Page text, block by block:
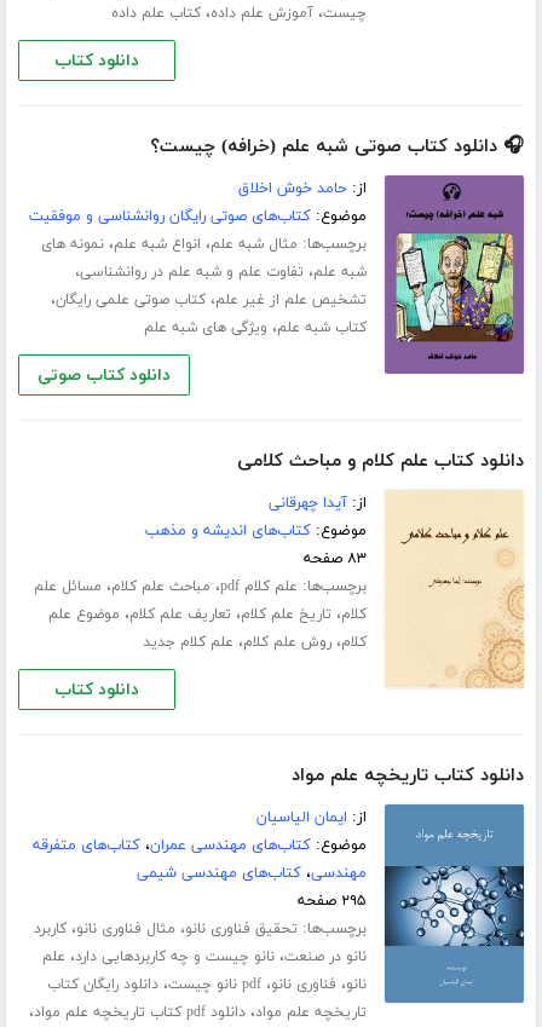
چیست،آموزش علم داده،کتاب علم داده
دانلود کتاب
🎧 دانلود کتاب صوتی شبه علم (خرافه) چیست؟
از:حامد خوش اخلاق
موضوع:کتاب‌های صوتی رایگان روانشناسی و موفقیت
برچسب‌ها: مثال شبه علم، انواع شبه علم،نمونه های
شبه علم، تفاوت علم و شبه علم در روانشناسی،
تشخیص علم از غیر علم،کتاب صوتی علمی رایگان،
کتاب شبه علم، ویژگی های شبه علم
دانلود کتاب صوتی
دانلود کتاب علم کلام و مباحث کلامی
از:آیدا چهرقانی
موضوع:کتاب‌های اندیشه و مذهب
۸۳ صفحه
برچسب‌ها: علم کلام pdf ، مباحث علم کلام، مسائل علم
کلام، تاریخ علم کلام، تعاریف علم کلام، موضوع علم
کلام،روش علم کلام، علم کلام جدید
دانلود کتاب
دانلود کتاب تاریخچه علم مواد
از: ایمان الیاسیان
موضوع:کتاب‌های مهندسی عمران،کتاب‌های متفرقه
مهندسی،کتاب‌های مهندسی شیمی
۲۹۵ صفحه
برچسب‌ها: تحقیق فناوری نانو، مثال فناوری نانو،کاربرد
نانو در صنعت،نانو چیست و چه کاربردهایی دارد، علم
نانو، فناوری نانو،pdf نانو چیست ،دانلود رایگان کتاب
تاریخچه علم مواد،دانلود pdf کتاب تاریخچه علم مواد ،